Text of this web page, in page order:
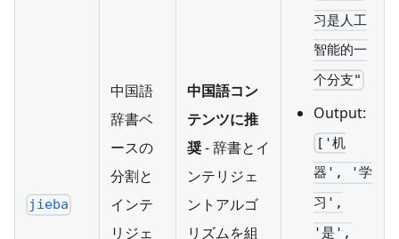
jieba
中国語
辞書ベ
ースの
分割と
インテ
リジェ
中国語コン
テンツに推
奨- 辞書とイ
ンテリジェ
ントアルゴ
リズムを組
习是人工
智能的一
个分支"
Output:
['机
器', '学
习',
'是',